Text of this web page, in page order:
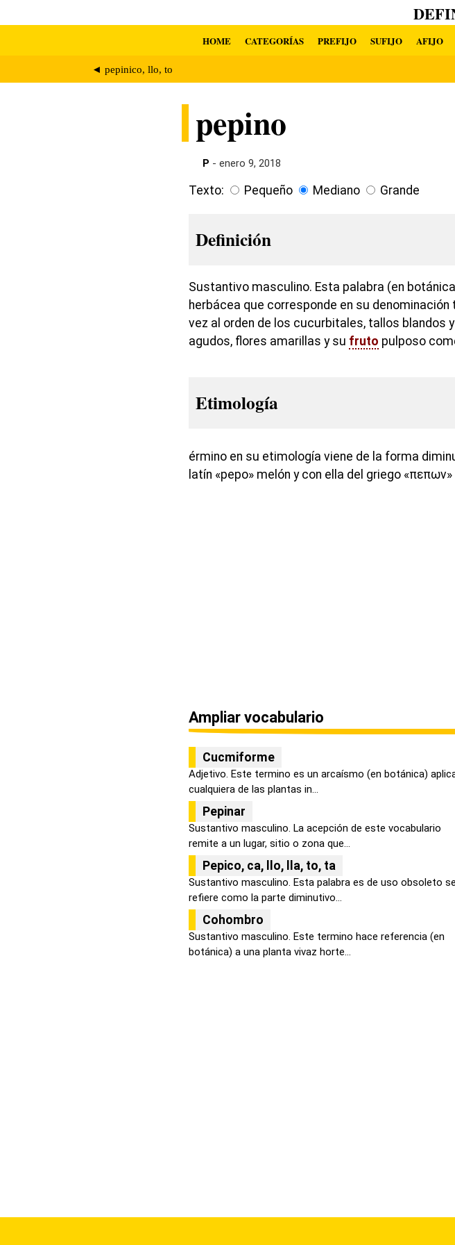
HOME CATEGORÍAS PREFIJO SUFIJO AFIJO
◄ pepinico, llo, to
pepino
P - enero 9, 2018
Texto: Pequeño Mediano Grande
Definición
Sustantivo masculino. Esta palabra (en
herbácea que corresponde en su denominación
vez al orden de los cucurbitales, tallos blandos
agudos, flores amarillas y su fruto pulposo
Etimología
érmino en su etimología viene de la forma
latín «pepo» melón y con ella del griego «πεπων»
Ampliar vocabulario
Cucmiforme
Adjetivo. Este termino es un arcaísmo (en botánica)
cualquiera de las plantas in...
Pepinar
Sustantivo masculino. La acepción de este vocabulario
remite a un lugar, sitio o zona que...
Pepico, ca, llo, lla, to, ta
Sustantivo masculino. Esta palabra es de uso obsoleto se
refiere como la parte diminutivo...
Cohombro
Sustantivo masculino. Este termino hace referencia (en
botánica) a una planta vivaz horte...